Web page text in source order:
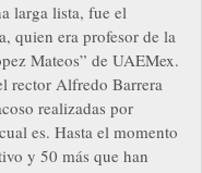
larga lista, fue el
quien era profesor de la
Mateos” de UAEMex.
rector Alfredo Barrera
realizadas por
es. Hasta el momento
y 50 más que han